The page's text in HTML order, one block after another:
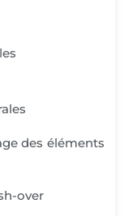
des éléments
over